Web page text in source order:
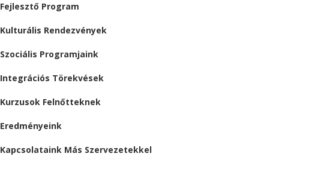
Fejlesztő Program
Kulturális Rendezvények
Szociális Programjaink
Integrációs Törekvések
Kurzusok Felnőtteknek
Eredményeink
Kapcsolataink Más Szervezetekkel